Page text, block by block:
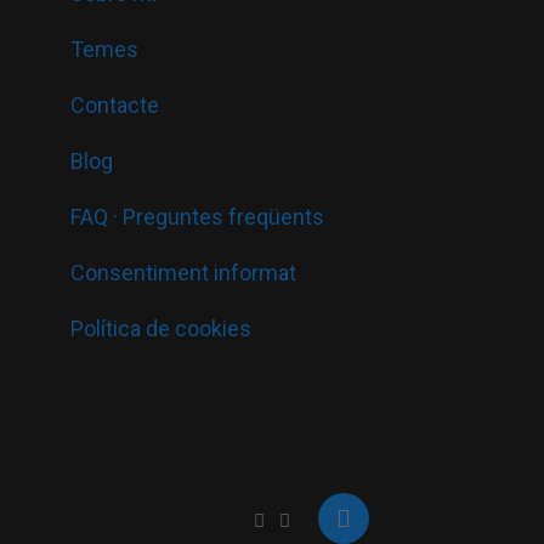
Temes
Contacte
Blog
FAQ · Preguntes freqüents
Consentiment informat
Política de cookies